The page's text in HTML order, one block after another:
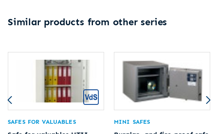
Similar products from other series
SAFES FOR VALUABLES MINI SAFES